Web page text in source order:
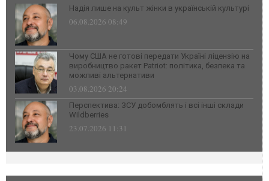
Надія лише на культ жінки в українській культурі
06.08.2026 08:49
Чому США не готові передати Україні ліцензію на
виробництво ракет Patriot: політика, безпека та
можливі альтернативи
03.08.2026 20:24
Перспектива: ЗСУ добомблять і всі інші склади
Wildberries
23.07.2026 11:31